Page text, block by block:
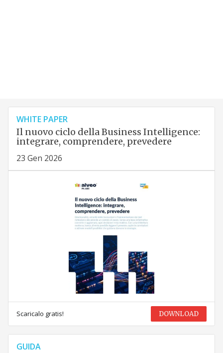
WHITE PAPER
Il nuovo ciclo della Business Intelligence:
integrare, comprendere, prevedere
23 Gen 2026
Scaricalo gratis! DOWNLOAD
GUIDA